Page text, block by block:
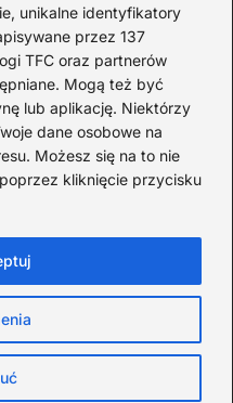
unikalne identyfikatory
przez 137
TFC oraz partnerów
Mogą też być
lub aplikację. Niektórzy
dane osobowe na
Możesz się na to nie
kliknięcie przycisku
nauczycieli,
że muzyka to coś
i wspomnienia.
śpiewania?
Prywatność
Kontakt